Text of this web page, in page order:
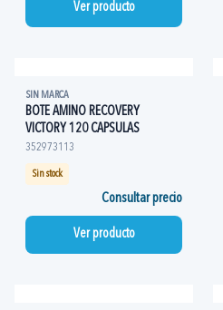
Ver producto
SIN MARCA
BOTE AMINO RECOVERY
VICTORY 120 CAPSULAS
352973113
Sin stock
Consultar precio
Ver producto